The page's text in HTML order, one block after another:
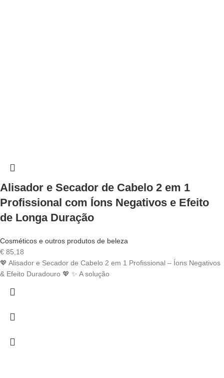
Alisador e Secador de Cabelo 2 em 1
Profissional com Íons Negativos e Efeito
de Longa Duração
Cosméticos e outros produtos de beleza
€ 85,18
💖 Alisador e Secador de Cabelo 2 em 1 Profissional – Íons Negativos
& Efeito Duradouro 💖 ✨ A solução